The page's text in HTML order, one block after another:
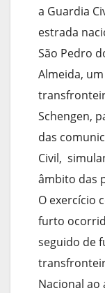
a Guardia
estrada
São Pedro
Almeida,
Schengen,
das
Civil,
âmbito das
O exercício
furto
seguido de
Nacional